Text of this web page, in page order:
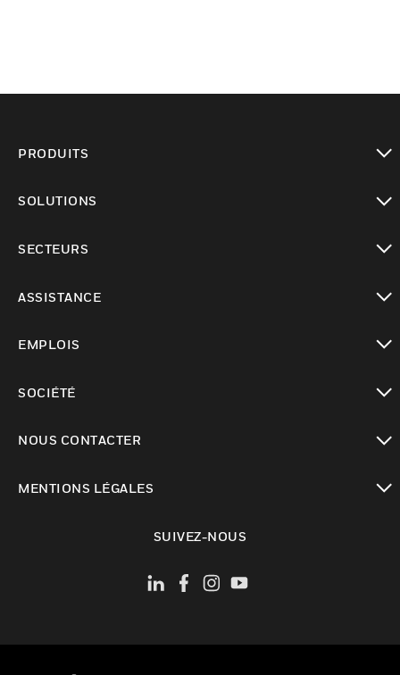
PRODUITS
SOLUTIONS
SECTEURS
ASSISTANCE
EMPLOIS
SOCIÉTÉ
NOUS CONTACTER
MENTIONS LÉGALES
SUIVEZ-NOUS